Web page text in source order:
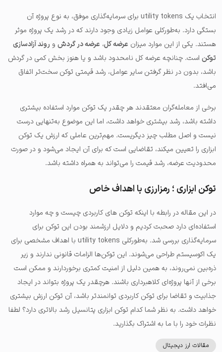
انتخاب یک utility tokens برای سرمایه‌گذاری موفق، به نوع پروژه آن
بستگی دارد. به‌طورکلی عوامل زیادی وجود دارند که در رشد یک پروژه موثر
هستند. یکی از این موارد میزان عرضه کل، عرضه در گردش و روند آزادسازی
توکن است. چنانچه عرضه کل نامحدود باشد و یا هنوز بخش کمی در گردش
باشد، بدون در نظر گرفتن سایر عوامل، رشد قیمتی توکن سخت‌تر اتفاق
می‌افتد.
برخی از معامله‌گران معتقدند هر چقدر یک توکن موارد استفاده بیشتری
داشته باشد، رشد بیشتری خواهد داشت، اما این موضوع به‌تنهایی درست
نیست و اصل مطلب چیز دیگریست. مهم‌ترین عاملی که ارزش یک توکن
ابزاری را تعیین میکند، تقاضایی است که برای آن ایجاد می‌شود و در صورت
محدودیت عرضه، رشد قیمت را می‌تواند به همراه داشته باشد.
توکن ابزاری ؛ رمزارزی با اهداف خاص
در این مقاله در رابطه با اینکه توکن های کاربردی چیست و چه موارد
استفاده‌ای دارد صحبت کردیم و دلایل ارزشمند بودن این توکن برای
سرمایه‌گذاری بررسی شد. به‌طورکلی utility tokens با اهداف مشخصی برای
یک اکوسیستم طراحی می‌شوند. این توکن‌ها الزامات قانونی ندارند و زیر
ذره‌بین نمی‌روند، به همین دلیل از امنیت کمتری برخوردارند و ممکن است
برخی از آنها پروژه‌ای کلاهبرداری باشند. هرچقدر یک پروژه بتواند در ایجاد
جذابیت و تقاضا برای توکن کاربردی توانمند‌تر باشد، آن توکن ارزش بیشتری
خواهد داشت. به نظر شما کدام توکن ابزاری پتانسیل رشد بالاتری دارد؟ لطفا
نظرات خود را با ما به اشتراک بگذارید.
مقالات ارز دیجیتال